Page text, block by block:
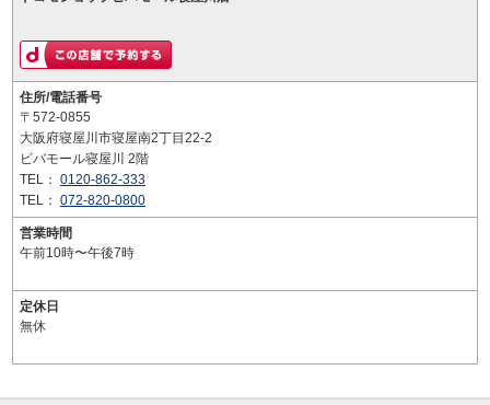
住所/電話番号
〒572-0855
大阪府寝屋川市寝屋南2丁目22-2
ビバモール寝屋川 2階
TEL： 0120-862-333
TEL： 072-820-0800
営業時間
午前10時〜午後7時
定休日
無休